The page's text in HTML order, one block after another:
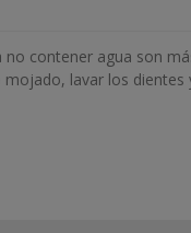
contener agua son
lavar los dientes